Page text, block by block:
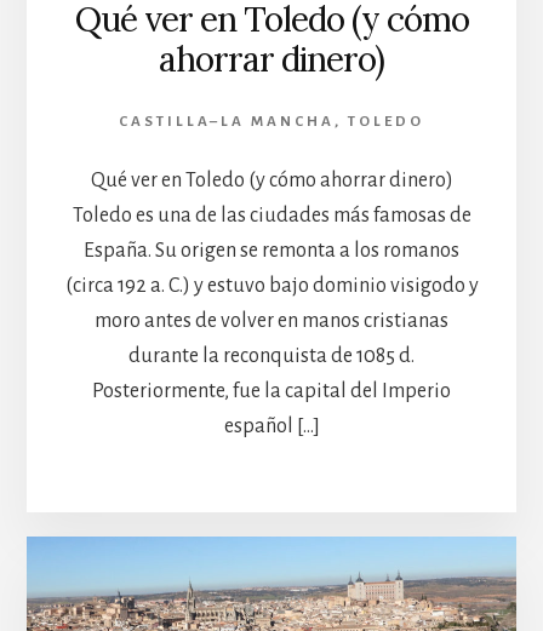
Qué ver en Toledo (y cómo
ahorrar dinero)
CASTILLA–LA MANCHA ,TOLEDO
Qué ver en Toledo (y cómo ahorrar dinero)
Toledo es una de las ciudades más famosas de
España. Su origen se remonta a los romanos
(circa 192 a. C.) y estuvo bajo dominio visigodo y
moro antes de volver en manos cristianas
durante la reconquista de 1085 d.
Posteriormente, fue la capital del Imperio
español […]